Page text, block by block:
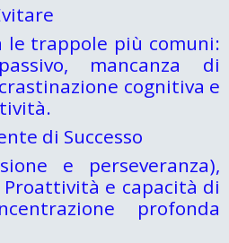
le trappole più comuni:
mancanza di
cognitiva e
di Successo
e perseveranza),
e capacità di
profonda